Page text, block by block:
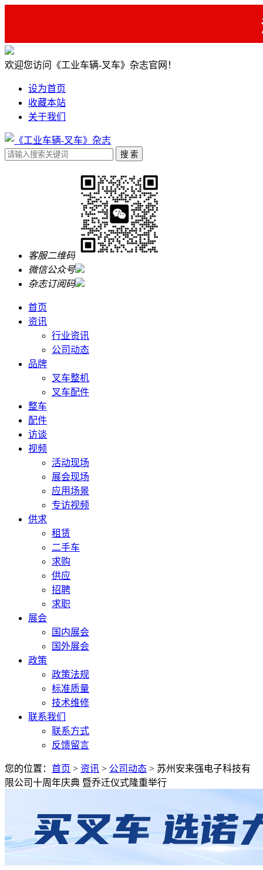
欢迎您访问《工业车辆-叉车》杂志官网！
设为首页
收藏本站
关于我们
客服二维码
微信公众号
杂志订阅码
首页
资讯
行业资讯
公司动态
品牌
叉车整机
叉车配件
整车
配件
访谈
视频
活动现场
展会现场
应用场景
专访视频
供求
租赁
二手车
求购
供应
招聘
求职
展会
国内展会
国外展会
政策
政策法规
标准质量
技术维修
联系我们
联系方式
反馈留言
您的位置： 首页 > 资讯 > 公司动态 > 苏州安来强电子科技有
限公司十周年庆典 暨乔迁仪式隆重举行